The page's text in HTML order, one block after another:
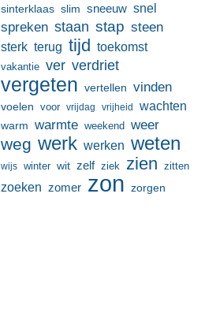
sinterklaas slim sneeuw snel
spreken staan stap steen
sterk terug tijd toekomst
vakantie ver verdriet
vergeten vertellen vinden
voelen voor vrijdag vrijheid wachten
warm warmte weekend weer
weg werk werken weten
wijs winter wit zelf ziek zien zitten
zoeken zomer zon zorgen